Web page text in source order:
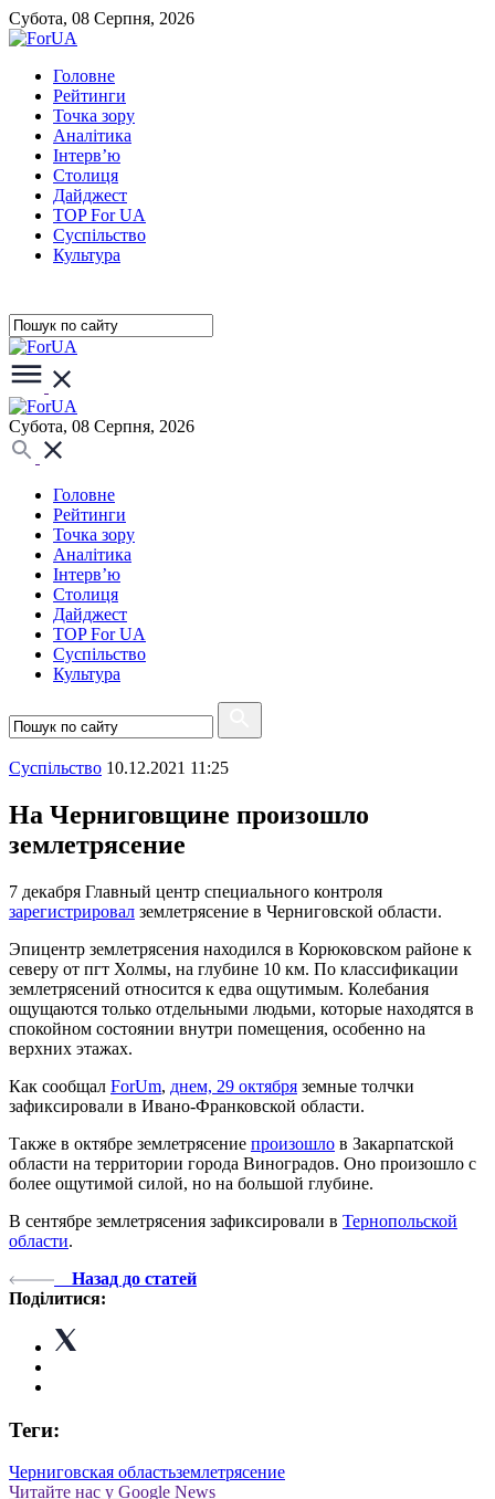
Субота, 08 Серпня, 2026
Головне
Рейтинги
Точка зору
Аналітика
Інтерв’ю
Столиця
Дайджест
TOP For UA
Суспiльство
Культура
Субота, 08 Серпня, 2026
Головне
Рейтинги
Точка зору
Аналітика
Інтерв’ю
Столиця
Дайджест
TOP For UA
Суспiльство
Культура
Суспiльство 10.12.2021 11:25
На Черниговщине произошло
землетрясение
7 декабря Главный центр специального контроля
зарегистрировал землетрясение в Черниговской области.
Эпицентр землетрясения находился в Корюковском районе к
северу от пгт Холмы, на глубине 10 км. По классификации
землетрясений относится к едва ощутимым. Колебания
ощущаются только отдельными людьми, которые находятся в
спокойном состоянии внутри помещения, особенно на
верхних этажах.
Как сообщал ForUm, днем, 29 октября земные толчки
зафиксировали в Ивано-Франковской области.
Также в октябре землетрясение произошло в Закарпатской
области на территории города Виноградов. Оно произошло с
более ощутимой силой, но на большой глубине.
В сентябре землетрясения зафиксировали в Тернопольской
области.
Назад до статей
Поділитися:
Теги:
Черниговская областьземлетрясение
Читайте нас у Google News